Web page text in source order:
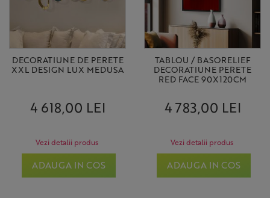
DECORATIUNE DE PERETE
XXL DESIGN LUX MEDUSA
4 618,00 LEI
Vezi detalii produs
ADAUGA IN COS
TABLOU / BASORELIEF
DECORATIUNE PERETE
RED FACE 90X120CM
4 783,00 LEI
Vezi detalii produs
ADAUGA IN COS